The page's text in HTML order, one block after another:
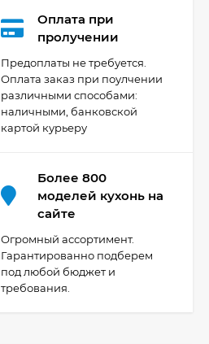
Оплата при
пролучении
Предоплаты не требуется.
Оплата заказ при поулчении
различными способами:
наличными, банковской
картой курьеру
Более 800
моделей кухонь на
сайте
Огромный ассортимент.
Гарантированно подберем
под любой бюджет и
требования.
Кухня Мишель -
длина 4,2 м
69 303₽
Кухня Принцесса -
44 091
Кухня Point 1,2 м -
13 655₽